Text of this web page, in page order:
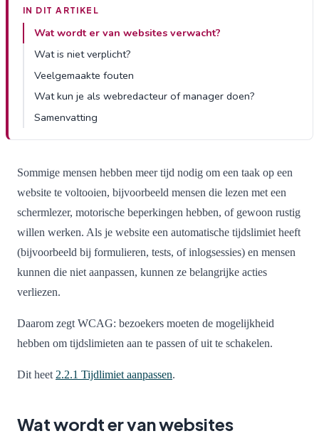
IN DIT ARTIKEL
Wat wordt er van websites verwacht?
Wat is niet verplicht?
Veelgemaakte fouten
Wat kun je als webredacteur of manager doen?
Samenvatting
Sommige mensen hebben meer tijd nodig om een taak op een
website te voltooien, bijvoorbeeld mensen die lezen met een
schermlezer, motorische beperkingen hebben, of gewoon rustig
willen werken. Als je website een automatische tijdslimiet heeft
(bijvoorbeeld bij formulieren, tests, of inlogsessies) en mensen
kunnen die niet aanpassen, kunnen ze belangrijke acties
verliezen.
Daarom zegt WCAG: bezoekers moeten de mogelijkheid
hebben om tijdslimieten aan te passen of uit te schakelen.
Dit heet 2.2.1 Tijdlimiet aanpassen.
Wat wordt er van websites